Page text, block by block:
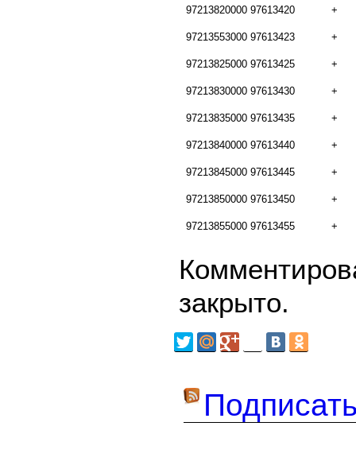
97213820000 97613420 +
97213553000 97613423 +
97213825000 97613425 +
97213830000 97613430 +
97213835000 97613435 +
97213840000 97613440 +
97213845000 97613445 +
97213850000 97613450 +
97213855000 97613455 +
закрыто.